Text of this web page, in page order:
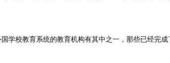
校教育系统的教育机构有其中之一，那些已经完成